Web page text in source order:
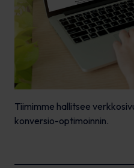
Tiimimme hallitsee
konversio-optimoinnin.